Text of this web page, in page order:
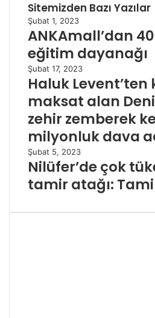
Sitemizden Bazı Yazılar
Şubat 1, 2023
ANKAmall’dan
eğitim dayanağı
Şubat 17, 2023
Haluk Levent’ten
maksat alan
zehir zemberek
milyonluk dava
Şubat 5, 2023
Nilüfer’de çok
tamir atağı:
Popüler Yazılar
Pratik Bilgiler